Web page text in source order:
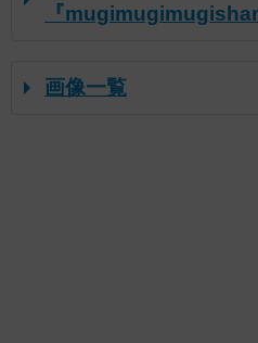
『
画像一覧